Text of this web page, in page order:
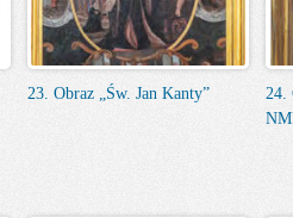
23. Obraz „Św. Jan Kanty”
24.